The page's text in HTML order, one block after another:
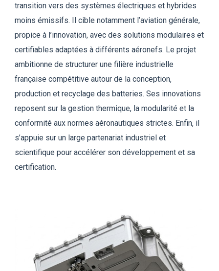
transition vers des systèmes électriques et hybrides
moins émissifs. Il cible notamment l’aviation générale,
propice à l’innovation, avec des solutions modulaires et
certifiables adaptées à différents aéronefs. Le projet
ambitionne de structurer une filière industrielle
française compétitive autour de la conception,
production et recyclage des batteries. Ses innovations
reposent sur la gestion thermique, la modularité et la
conformité aux normes aéronautiques strictes. Enfin, il
s’appuie sur un large partenariat industriel et
scientifique pour accélérer son développement et sa
certification.